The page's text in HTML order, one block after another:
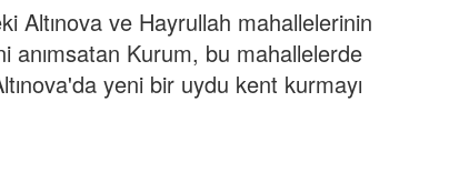
Altınova ve Hayrullah mahallelerinin
anımsatan Kurum, bu mahallelerde
yeni bir uydu kent kurmayı